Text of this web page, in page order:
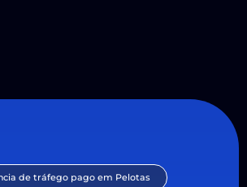
de tráfego pago em Pelotas